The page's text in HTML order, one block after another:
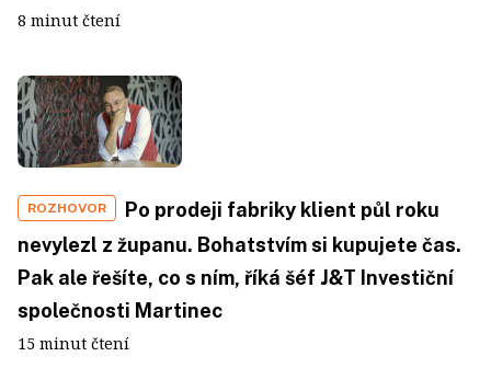
8 minut čtení
ROZHOVOR
Po prodeji fabriky klient půl roku
nevylezl z županu. Bohatstvím si kupujete čas.
Pak ale řešíte, co s ním, říká šéf J&T Investiční
společnosti Martinec
15 minut čtení